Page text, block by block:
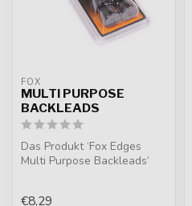
FOX
MULTI PURPOSE
BACKLEADS
Das Produkt ‘Fox Edges
Multi Purpose Backleads’
€8,29